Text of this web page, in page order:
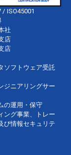
/ ISO45001
社
店
店
ソフトウェア受託
ジニアリングサー
の運用・保守
ング事業、トレー
び情報セキュリテ